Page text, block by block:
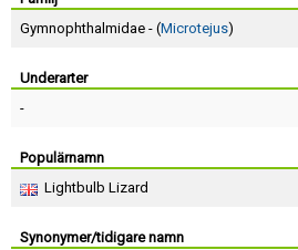
Gymnophthalmidae - (Microtejus)
Underarter
-
Populärnamn
Lightbulb Lizard
Synonymer/tidigare namn
Skapa konto